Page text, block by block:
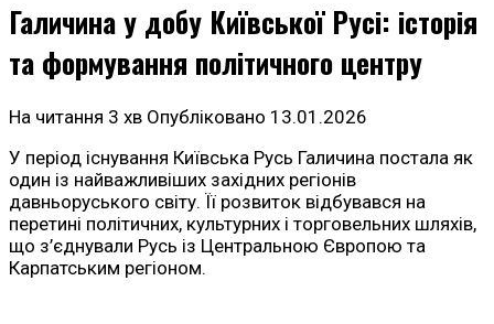
Галичина у добу Київської Русі: історія
та формування політичного центру
На читання 3 хв Опубліковано 13.01.2026
У період існування Київська Русь Галичина постала як
один із найважливіших західних регіонів
давньоруського світу. Її розвиток відбувався на
перетині політичних, культурних і торговельних шляхів,
що з’єднували Русь із Центральною Європою та
Карпатським регіоном.